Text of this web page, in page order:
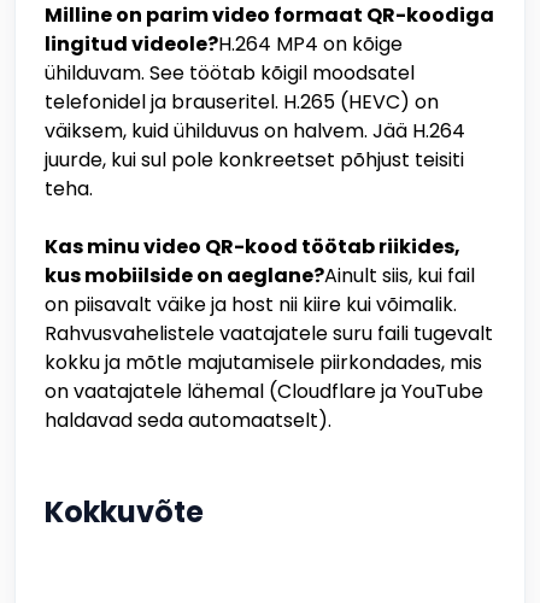
Milline on parim video formaat QR-koodiga
lingitud videole?H.264 MP4 on kõige
ühilduvam. See töötab kõigil moodsatel
telefonidel ja brauseritel. H.265 (HEVC) on
väiksem, kuid ühilduvus on halvem. Jää H.264
juurde, kui sul pole konkreetset põhjust teisiti
teha.
Kas minu video QR-kood töötab riikides,
kus mobiilside on aeglane?Ainult siis, kui fail
on piisavalt väike ja host nii kiire kui võimalik.
Rahvusvahelistele vaatajatele suru faili tugevalt
kokku ja mõtle majutamisele piirkondades, mis
on vaatajatele lähemal (Cloudflare ja YouTube
haldavad seda automaatselt).
Kokkuvõte